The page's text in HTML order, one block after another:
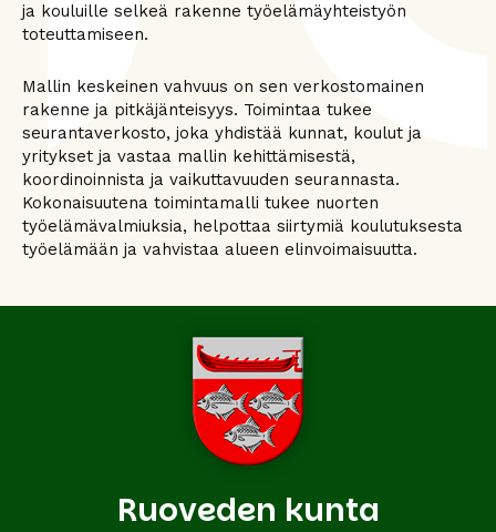
ja kouluille selkeä rakenne työelämäyhteistyön
toteuttamiseen.
Mallin keskeinen vahvuus on sen verkostomainen
rakenne ja pitkäjänteisyys. Toimintaa tukee
seurantaverkosto, joka yhdistää kunnat, koulut ja
yritykset ja vastaa mallin kehittämisestä,
koordinoinnista ja vaikuttavuuden seurannasta.
Kokonaisuutena toimintamalli tukee nuorten
työelämävalmiuksia, helpottaa siirtymiä koulutuksesta
työelämään ja vahvistaa alueen elinvoimaisuutta.
Ruoveden kunta